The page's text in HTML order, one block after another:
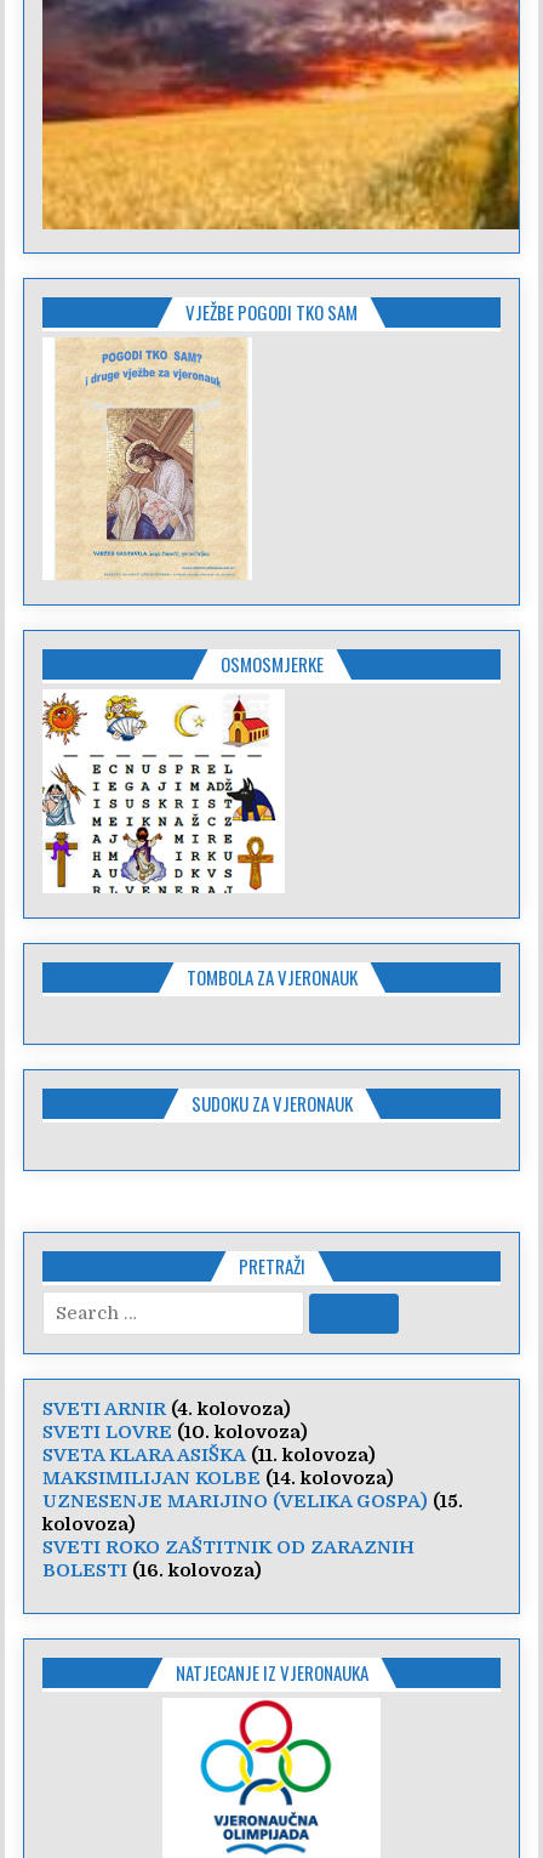
VJEŽBE POGODI TKO SAM
OSMOSMJERKE
TOMBOLA ZA VJERONAUK
SUDOKU ZA VJERONAUK
PRETRAŽI
Search
for:
SVETI ARNIR(4. kolovoza)
SVETI LOVRE (10. kolovoza)
SVETA KLARA ASIŠKA (11. kolovoza)
MAKSIMILIJAN KOLBE (14. kolovoza)
UZNESENJE MARIJINO (VELIKA GOSPA) (15.
kolovoza)
SVETI ROKO ZAŠTITNIK OD ZARAZNIH
BOLESTI (16. kolovoza)
NATJECANJE IZ VJERONAUKA